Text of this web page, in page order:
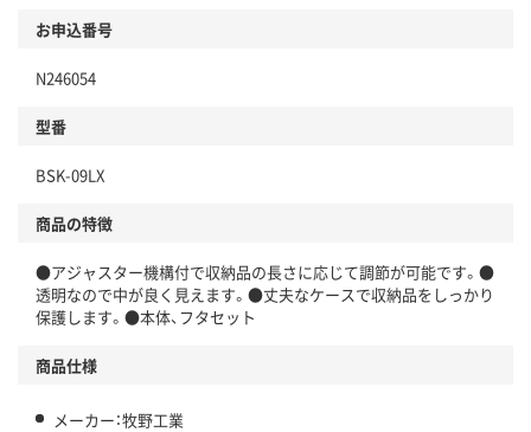
お申込番号
N246054
型番
BSK-09LX
商品の特徴
●アジャスター機構付で収納品の長さに応じて調節が可能です。●
透明なので中が良く見えます。●丈夫なケースで収納品をしっかり
保護します。●本体、フタセット
商品仕様
メーカー：牧野工業